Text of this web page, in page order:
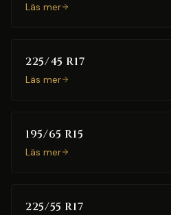
Läs mer
225/45 R17
Läs mer
195/65 R15
Läs mer
225/55 R17